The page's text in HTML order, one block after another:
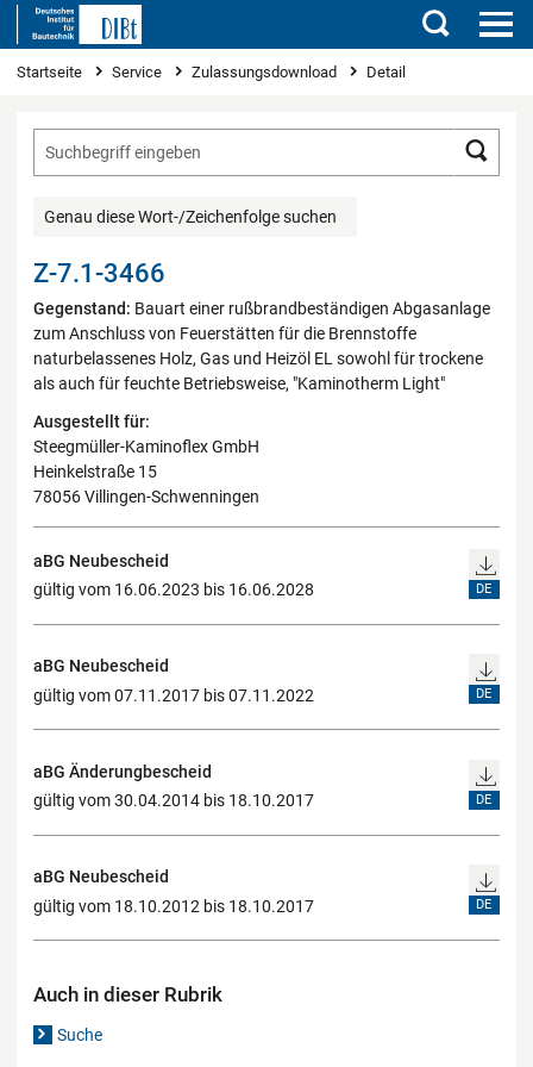
Suchen
Sie sind hier
Startseite Service Zulassungsdownload Detail
Genau diese Wort-/Zeichenfolge suchen
Z-7.1-3466
Gegenstand: Bauart einer rußbrandbeständigen Abgasanlage
zum Anschluss von Feuerstätten für die Brennstoffe
naturbelassenes Holz, Gas und Heizöl EL sowohl für trockene
als auch für feuchte Betriebsweise, "Kaminotherm Light"
Ausgestellt für:
Steegmüller-Kaminoflex GmbH
Heinkelstraße 15
78056 Villingen-Schwenningen
aBG Neubescheid
gültig vom 16.06.2023 bis 16.06.2028
DE
aBG Neubescheid
gültig vom 07.11.2017 bis 07.11.2022
DE
aBG Änderungbescheid
gültig vom 30.04.2014 bis 18.10.2017
DE
aBG Neubescheid
gültig vom 18.10.2012 bis 18.10.2017
DE
Auch in dieser Rubrik
Suche